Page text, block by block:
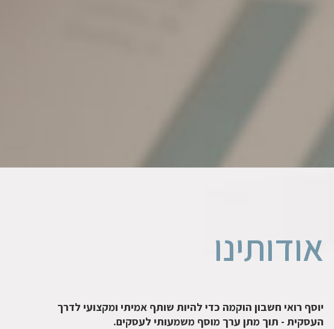
אודותינו
יוסף רואי חשבון הוקמה כדי להיות שותף אמיתי ומקצועי לדרך
העסקית - תוך מתן ערך מוסף משמעותי לעסקים.